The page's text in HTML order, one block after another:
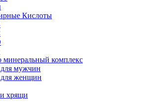
Кислоты
комплекс
мужчин
женщин
хрящи